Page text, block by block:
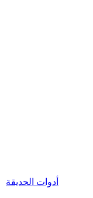
أدوات الحديقة